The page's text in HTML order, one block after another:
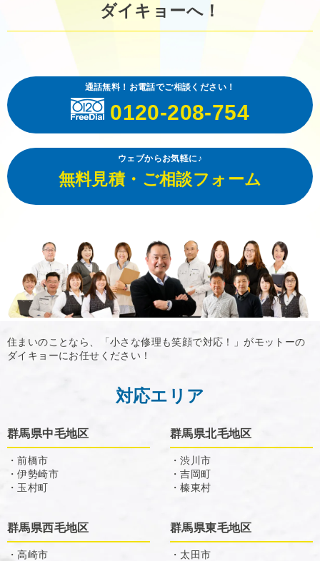
ダイキョーへ！
通話無料！お電話でご相談ください！
0120-208-754
ウェブからお気軽に♪
無料見積・ご相談フォーム
住まいのことなら、「小さな修理も笑顔で対応！」がモットーの
ダイキョーにお任せください！
対応エリア
群馬県中毛地区
・前橋市
・伊勢崎市
・玉村町
群馬県北毛地区
・渋川市
・吉岡町
・榛東村
群馬県西毛地区
・高崎市
群馬県東毛地区
・太田市